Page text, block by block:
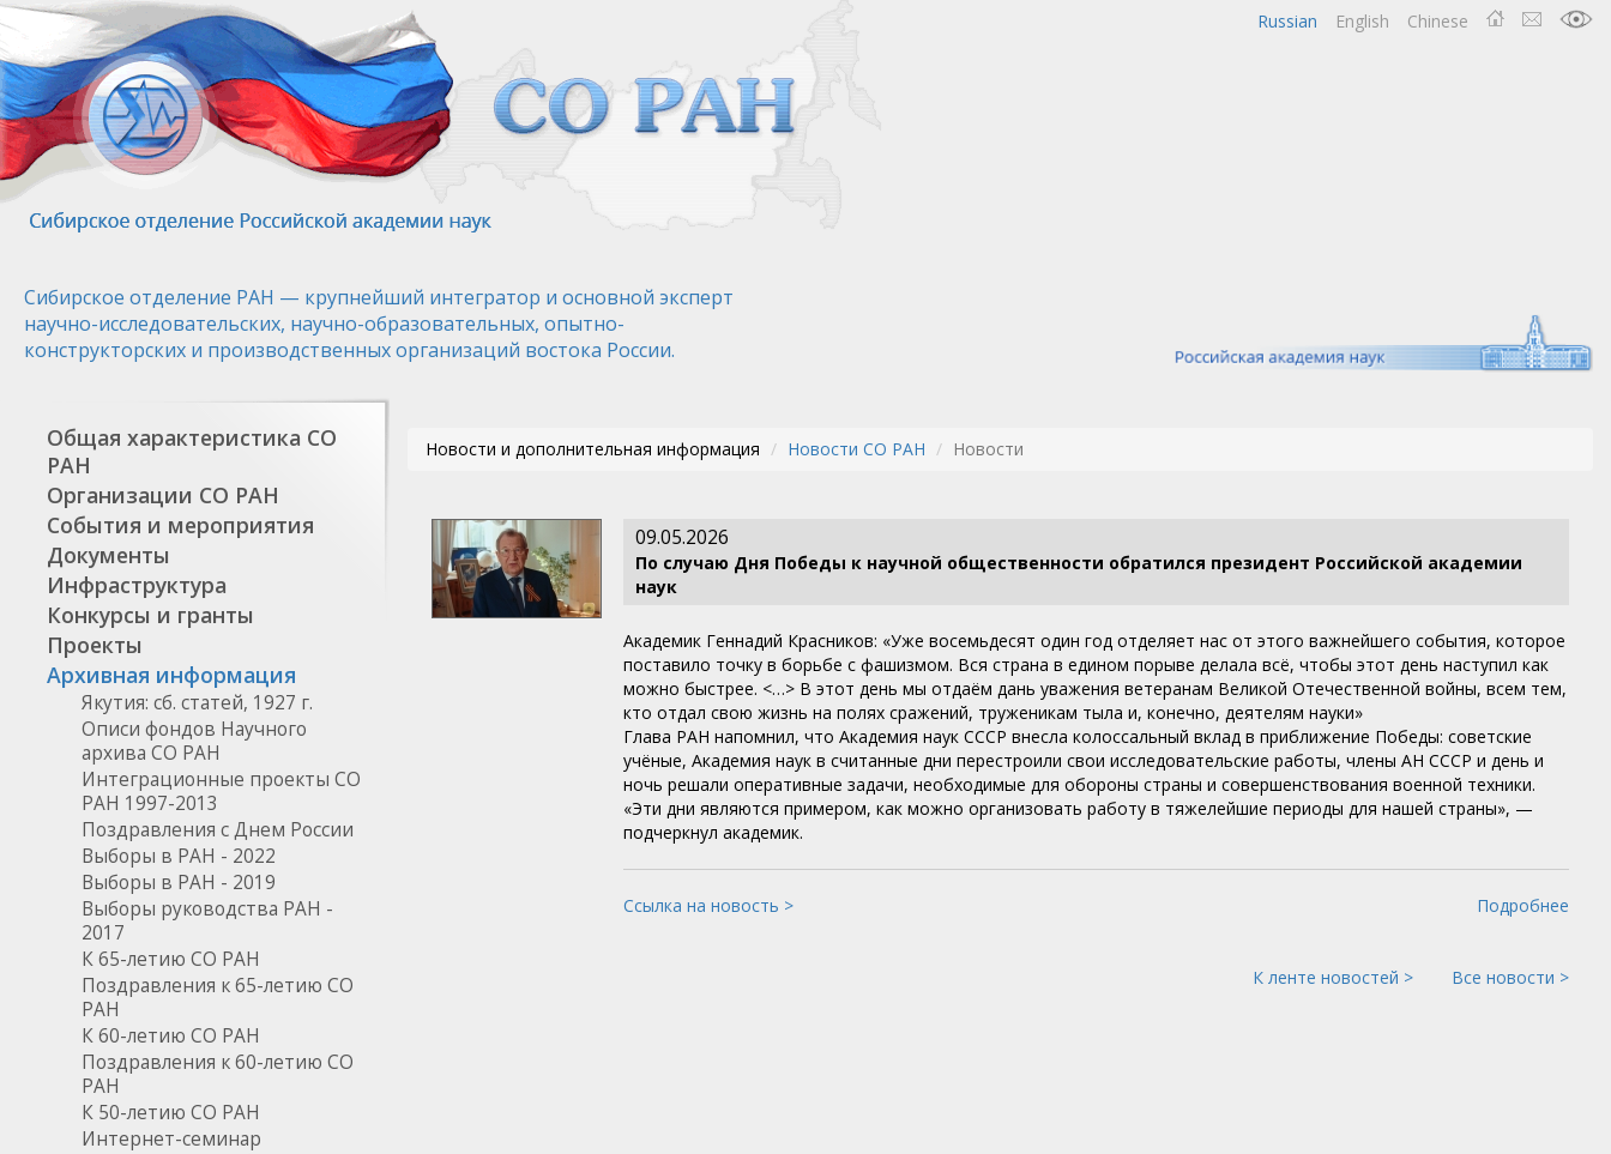
Перейти
основному
содержанию
Chinese
English
Russian
Сибирское отделение РАН — крупнейший интегратор и основной эксперт
научно-исследовательских, научно-образовательных, опытно-
конструкторских и производственных организаций востока России.
Общая характеристика СО
РАН
Организации СО РАН
События и мероприятия
Документы
Инфраструктура
Конкурсы и гранты
Проекты
Архивная информация
Якутия: сб. статей, 1927 г.
Описи фондов Научного
архива СО РАН
Интеграционные проекты СО
РАН 1997-2013
Поздравления с Днем России
Выборы в РАН - 2022
Выборы в РАН - 2019
Выборы руководства РАН -
2017
К 65-летию СО РАН
Поздравления к 65-летию СО
РАН
К 60-летию СО РАН
Поздравления к 60-летию СО
РАН
К 50-летию СО РАН
Интернет-семинар
Новости и дополнительная информация Новости СО РАН Новости
09.05.2026
По случаю Дня Победы к научной общественности обратился президент Российской академии
наук
Академик Геннадий Красников: «Уже восемьдесят один год отделяет нас от этого важнейшего события, которое
поставило точку в борьбе с фашизмом. Вся страна в едином порыве делала всё, чтобы этот день наступил как
можно быстрее. <…> В этот день мы отдаём дань уважения ветеранам Великой Отечественной войны, всем тем,
кто отдал свою жизнь на полях сражений, труженикам тыла и, конечно, деятелям науки»
Глава РАН напомнил, что Академия наук СССР внесла колоссальный вклад в приближение Победы: советские
учёные, Академия наук в считанные дни перестроили свои исследовательские работы, члены АН СССР и день и
ночь решали оперативные задачи, необходимые для обороны страны и совершенствования военной техники.
«Эти дни являются примером, как можно организовать работу в тяжелейшие периоды для нашей страны», —
подчеркнул академик.
Ссылка на новость > Подробнее
К ленте новостей > Все новости >